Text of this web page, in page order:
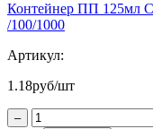
Контейнер ПП 125мл
/100/1000
Артикул:
1.18руб/шт
–